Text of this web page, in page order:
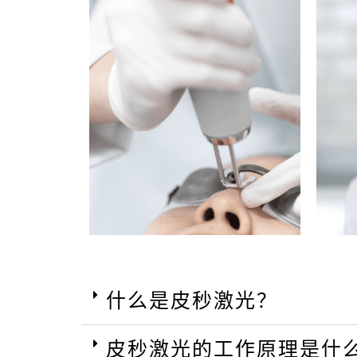
什么是皮秒激光？
皮秒激光的工作原理是什